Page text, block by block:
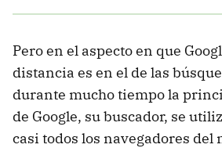
Pero en el aspecto en que
distancia es en el de las
durante mucho tiempo la
de Google, su buscador, se
casi todos los navegadores del